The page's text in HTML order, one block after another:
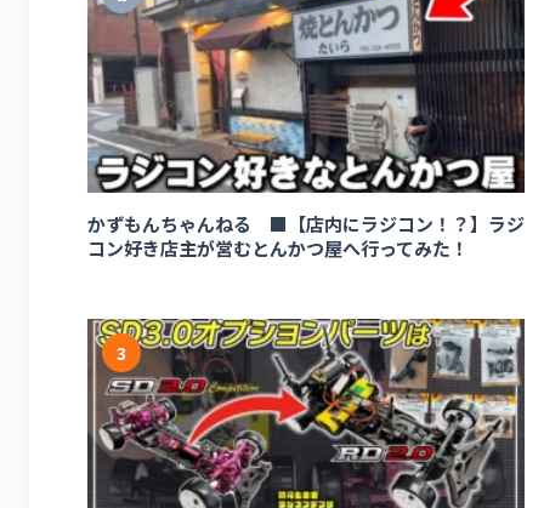
かずもんちゃんねる ■【店内にラジコン！？】ラジ
コン好き店主が営むとんかつ屋へ行ってみた！
3